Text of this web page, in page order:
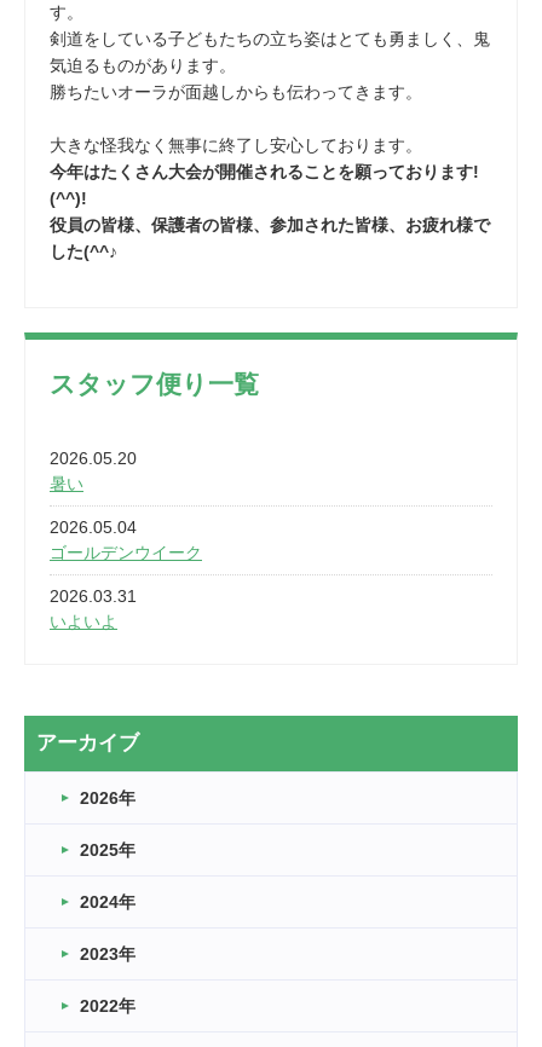
す。
剣道をしている子どもたちの立ち姿はとても勇ましく、鬼
気迫るものがあります。
勝ちたいオーラが面越しからも伝わってきます。
大きな怪我なく無事に終了し安心しております。
今年はたくさん大会が開催されることを願っております!
(^^)!
役員の皆様、保護者の皆様、参加された皆様、お疲れ様で
した(^^♪
スタッフ便り一覧
2026.05.20
暑い
2026.05.04
ゴールデンウイーク
2026.03.31
いよいよ
2026.03.20
なぎなた
2026.03.16
車いすバスケとRくんのお話
卒業・卒園の季節★
2026.03.11
アーカイブ
2026年
2025年
2024年
2023年
2022年